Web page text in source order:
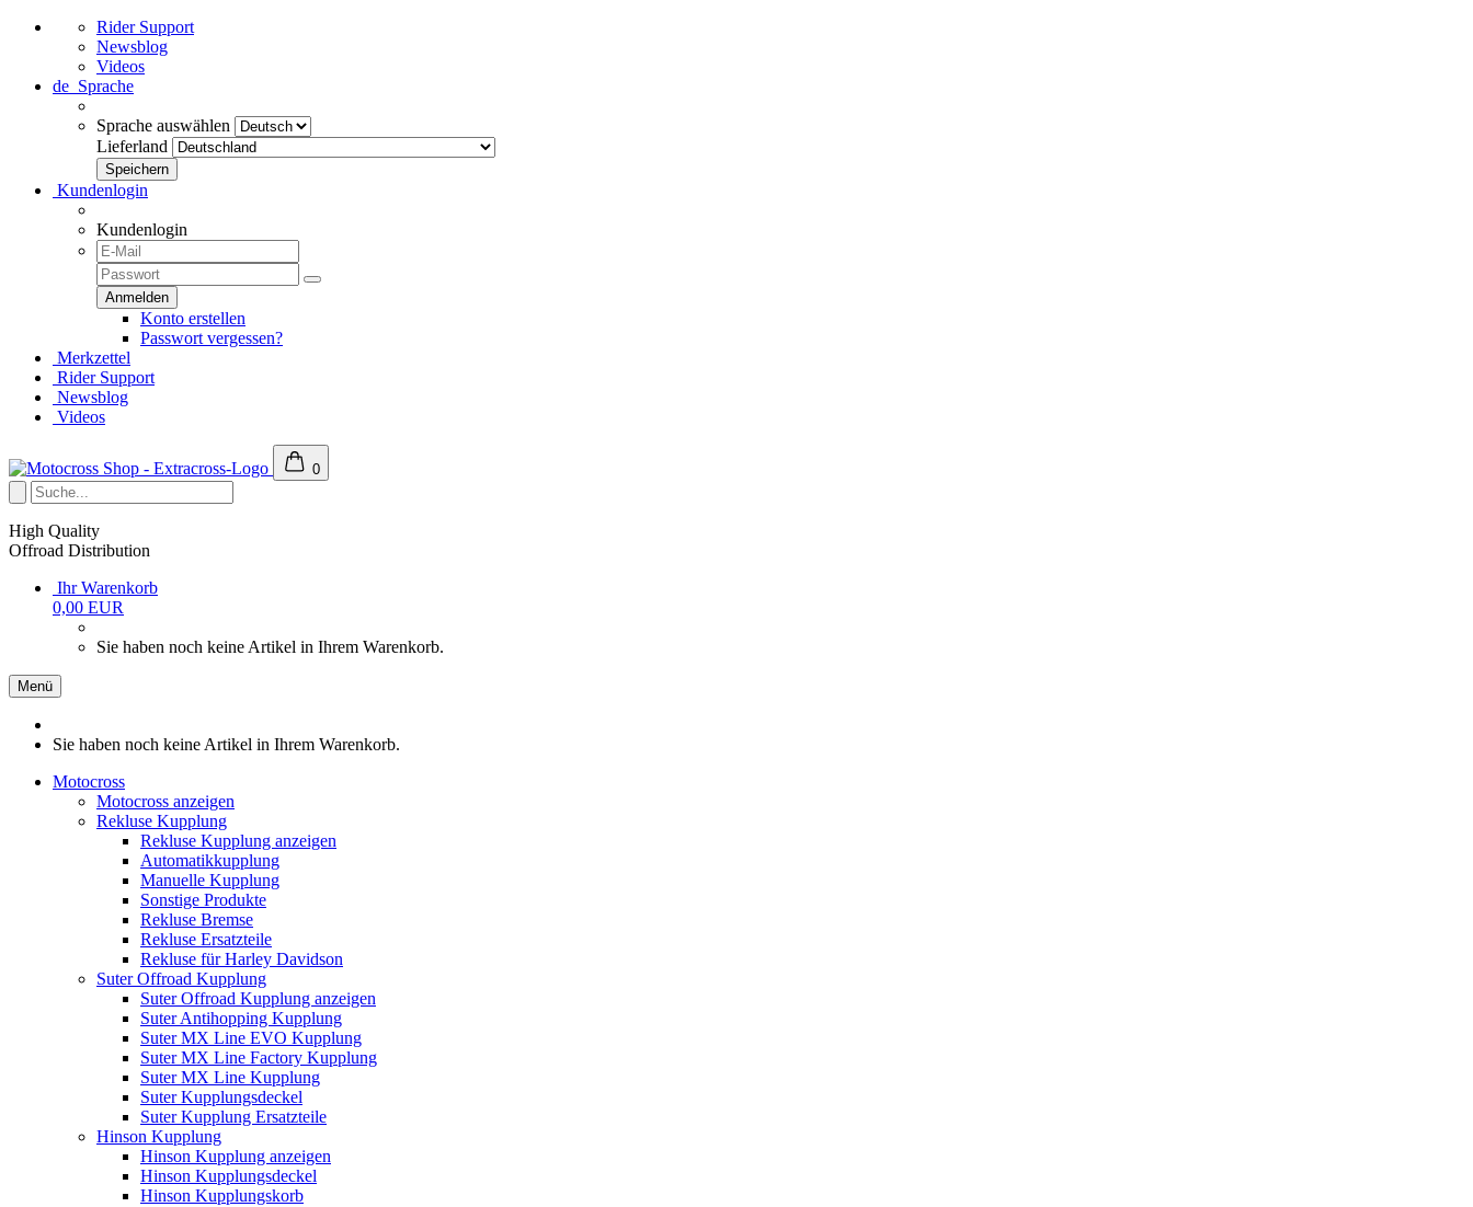
Rider Support
Newsblog
Videos
de Sprache
Sprache auswählen
Lieferland
Kundenlogin
Kundenlogin
Konto erstellen
Passwort vergessen?
Merkzettel
Rider Support
Newsblog
Videos
0
High Quality
Offroad Distribution
Ihr Warenkorb
0,00 EUR
Sie haben noch keine Artikel in Ihrem Warenkorb.
Menü
Sie haben noch keine Artikel in Ihrem Warenkorb.
Motocross
Motocross anzeigen
Rekluse Kupplung
Rekluse Kupplung anzeigen
Automatikkupplung
Manuelle Kupplung
Sonstige Produkte
Rekluse Bremse
Rekluse Ersatzteile
Rekluse für Harley Davidson
Suter Offroad Kupplung
Suter Offroad Kupplung anzeigen
Suter Antihopping Kupplung
Suter MX Line EVO Kupplung
Suter MX Line Factory Kupplung
Suter MX Line Kupplung
Suter Kupplungsdeckel
Suter Kupplung Ersatzteile
Hinson Kupplung
Hinson Kupplung anzeigen
Hinson Kupplungsdeckel
Hinson Kupplungskorb